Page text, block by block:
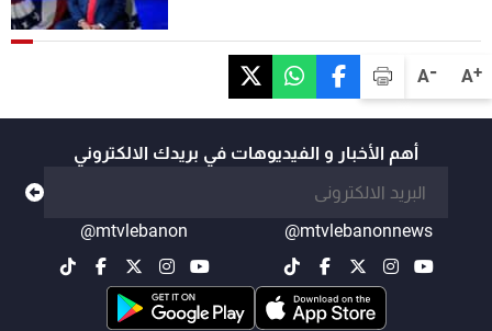
A+
A-
أهم الأخبار و الفيديوهات في بريدك الالكتروني
@mtvlebanonnews
@mtvlebanon